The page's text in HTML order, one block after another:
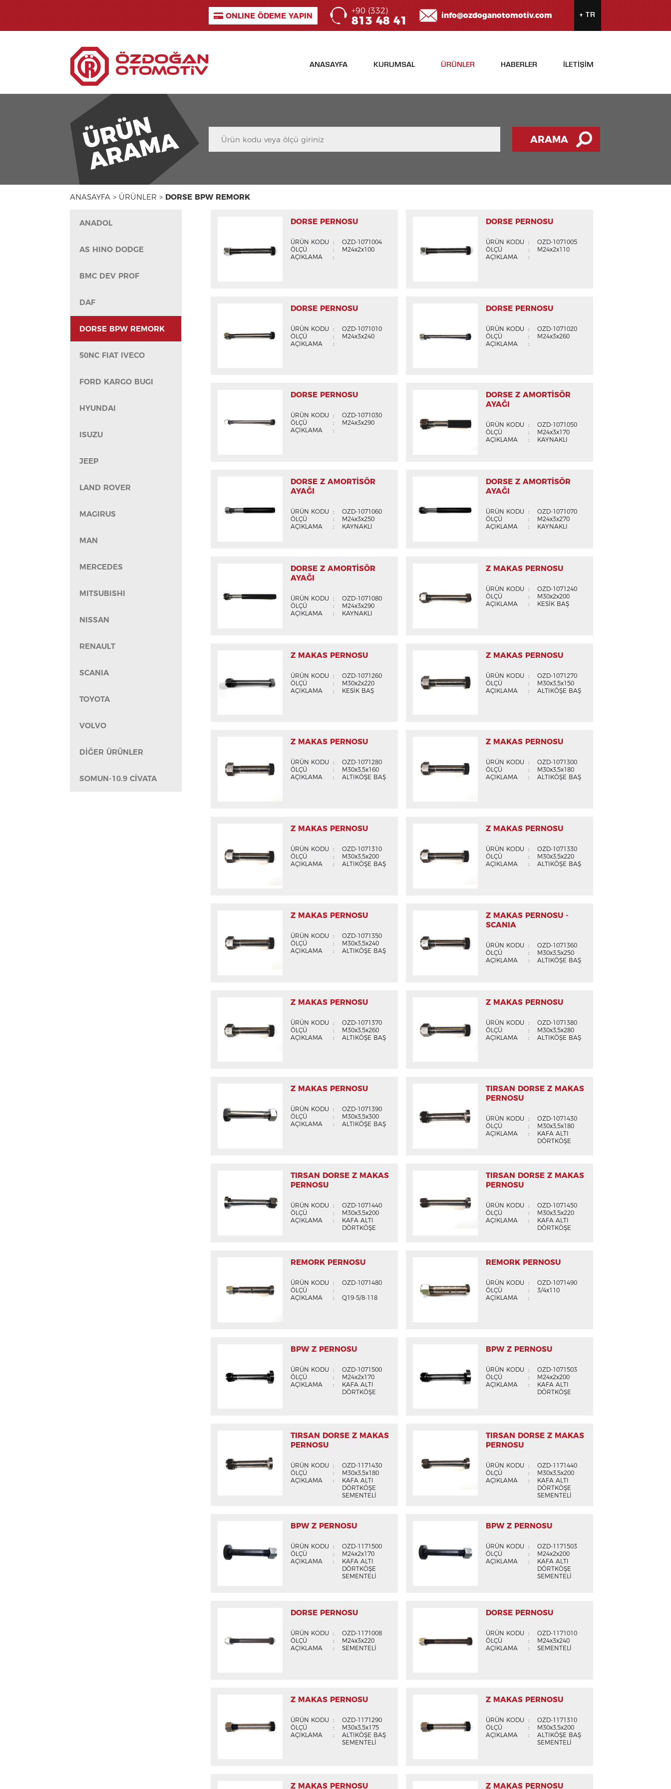
info@ozdoganotomotiv.com
+90 (332)
813 48 41
ONLINE ÖDEME YAPIN
ANASAYFA KURUMSAL ÜRÜNLER HABERLER İLETİŞİM
ÜRÜN
ARAMA ARAMA
ANASAYFA > ÜRÜNLER > DORSE BPW REMORK
ANADOL
AS HINO DODGE
BMC DEV PROF
DAF
DORSE BPW REMORK
50NC FIAT IVECO
FORD KARGO BUGI
HYUNDAI
ISUZU
JEEP
LAND ROVER
MAGIRUS
MAN
MERCEDES
MITSUBISHI
NISSAN
RENAULT
SCANIA
TOYOTA
VOLVO
DİĞER ÜRÜNLER
SOMUN-10.9 CİVATA
DORSE PERNOSU
ÜRÜN KODU :
OZD-1071004
ÖLÇÜ
:
M24x2x100
AÇIKLAMA
:
DORSE PERNOSU
ÜRÜN KODU :
OZD-1071005
ÖLÇÜ
:
M24x2x110
AÇIKLAMA
:
DORSE PERNOSU
ÜRÜN KODU :
OZD-1071010
ÖLÇÜ
:
M24x3x240
AÇIKLAMA
:
DORSE PERNOSU
ÜRÜN KODU :
OZD-1071020
ÖLÇÜ
:
M24x3x260
AÇIKLAMA
:
DORSE PERNOSU
ÜRÜN KODU :
OZD-1071030
ÖLÇÜ
:
M24x3x290
AÇIKLAMA
:
DORSE Z AMORTİSÖR
AYAĞI
ÜRÜN KODU :
OZD-1071050
ÖLÇÜ
:
M24x3x170
AÇIKLAMA
: KAYNAKLI
DORSE Z AMORTİSÖR
AYAĞI
ÜRÜN KODU :
OZD-1071060
ÖLÇÜ
:
M24x3x250
AÇIKLAMA
: KAYNAKLI
DORSE Z AMORTİSÖR
AYAĞI
ÜRÜN KODU :
OZD-1071070
ÖLÇÜ
:
M24x3x270
AÇIKLAMA
: KAYNAKLI
DORSE Z AMORTİSÖR
AYAĞI
ÜRÜN KODU :
OZD-1071080
ÖLÇÜ
:
M24x3x290
AÇIKLAMA
: KAYNAKLI
Z MAKAS PERNOSU
ÜRÜN KODU :
OZD-1071240
ÖLÇÜ
:
M30x2x200
AÇIKLAMA
: KESİK BAŞ
Z MAKAS PERNOSU
ÜRÜN KODU :
OZD-1071260
ÖLÇÜ
:
M30x2x220
AÇIKLAMA
: KESİK BAŞ
Z MAKAS PERNOSU
ÜRÜN KODU :
OZD-1071270
ÖLÇÜ
:
M30x3,5x150
AÇIKLAMA
: ALTIKÖŞE BAŞ
Z MAKAS PERNOSU
ÜRÜN KODU :
OZD-1071280
ÖLÇÜ
:
M30x3,5x160
AÇIKLAMA
: ALTIKÖŞE BAŞ
Z MAKAS PERNOSU
ÜRÜN KODU :
OZD-1071300
ÖLÇÜ
:
M30x3,5x180
AÇIKLAMA
: ALTIKÖŞE BAŞ
Z MAKAS PERNOSU
ÜRÜN KODU :
OZD-1071310
ÖLÇÜ
:
M30x3,5x200
AÇIKLAMA
: ALTIKÖŞE BAŞ
Z MAKAS PERNOSU
ÜRÜN KODU :
OZD-1071330
ÖLÇÜ
:
M30x3,5x220
AÇIKLAMA
: ALTIKÖŞE BAŞ
Z MAKAS PERNOSU
ÜRÜN KODU :
OZD-1071350
ÖLÇÜ
:
M30x3,5x240
AÇIKLAMA
: ALTIKÖŞE BAŞ
Z MAKAS PERNOSU -
SCANIA
ÜRÜN KODU :
OZD-1071360
ÖLÇÜ
:
M30x3,5x250
AÇIKLAMA
: ALTIKÖŞE BAŞ
Z MAKAS PERNOSU
ÜRÜN KODU :
OZD-1071370
ÖLÇÜ
:
M30x3,5x260
AÇIKLAMA
: ALTIKÖŞE BAŞ
Z MAKAS PERNOSU
ÜRÜN KODU :
OZD-1071380
ÖLÇÜ
:
M30x3,5x280
AÇIKLAMA
: ALTIKÖŞE BAŞ
Z MAKAS PERNOSU
ÜRÜN KODU :
OZD-1071390
ÖLÇÜ
:
M30x3,5x300
AÇIKLAMA
: ALTIKÖŞE BAŞ
TIRSAN DORSE Z MAKAS
PERNOSU
ÜRÜN KODU :
OZD-1071430
ÖLÇÜ
:
M30x3,5x180
AÇIKLAMA
:
KAFA ALTI
DÖRTKÖŞE
TIRSAN DORSE Z MAKAS
PERNOSU
ÜRÜN KODU :
OZD-1071440
ÖLÇÜ
:
M30x3,5x200
AÇIKLAMA
:
KAFA ALTI
DÖRTKÖŞE
TIRSAN DORSE Z MAKAS
PERNOSU
ÜRÜN KODU :
OZD-1071450
ÖLÇÜ
:
M30x3,5x220
AÇIKLAMA
:
KAFA ALTI
DÖRTKÖŞE
REMORK PERNOSU
ÜRÜN KODU :
OZD-1071480
ÖLÇÜ
:
AÇIKLAMA
: Q19-5/8-118
REMORK PERNOSU
ÜRÜN KODU :
OZD-1071490
ÖLÇÜ
:
3/4x110
AÇIKLAMA
:
BPW Z PERNOSU
ÜRÜN KODU :
OZD-1071500
ÖLÇÜ
:
M24x2x170
AÇIKLAMA
:
KAFA ALTI
DÖRTKÖŞE
BPW Z PERNOSU
ÜRÜN KODU :
OZD-1071503
ÖLÇÜ
:
M24x2x200
AÇIKLAMA
:
KAFA ALTI
DÖRTKÖŞE
TIRSAN DORSE Z MAKAS
PERNOSU
ÜRÜN KODU :
OZD-1171430
ÖLÇÜ
:
M30x3,5x180
AÇIKLAMA
:
KAFA ALTI
DÖRTKÖŞE
SEMENTELİ
TIRSAN DORSE Z MAKAS
PERNOSU
ÜRÜN KODU :
OZD-1171440
ÖLÇÜ
:
M30x3,5x200
AÇIKLAMA
:
KAFA ALTI
DÖRTKÖŞE
SEMENTELİ
BPW Z PERNOSU
ÜRÜN KODU :
OZD-1171500
ÖLÇÜ
:
M24x2x170
AÇIKLAMA
:
KAFA ALTI
DÖRTKÖŞE
SEMENTELİ
BPW Z PERNOSU
ÜRÜN KODU :
OZD-1171503
ÖLÇÜ
:
M24x2x200
AÇIKLAMA
:
KAFA ALTI
DÖRTKÖŞE
SEMENTELİ
DORSE PERNOSU
ÜRÜN KODU :
OZD-1171008
ÖLÇÜ
:
M24x3x220
AÇIKLAMA
: SEMENTELİ
DORSE PERNOSU
ÜRÜN KODU :
OZD-1171010
ÖLÇÜ
:
M24x3x240
AÇIKLAMA
: SEMENTELİ
Z MAKAS PERNOSU
ÜRÜN KODU :
OZD-1171290
ÖLÇÜ
:
M30x3,5x175
AÇIKLAMA
:
ALTIKÖŞE BAŞ
SEMENTELİ
Z MAKAS PERNOSU
ÜRÜN KODU :
OZD-1171310
ÖLÇÜ
:
M30x3,5x200
AÇIKLAMA
:
ALTIKÖŞE BAŞ
SEMENTELİ
Z MAKAS PERNOSU Z MAKAS PERNOSU